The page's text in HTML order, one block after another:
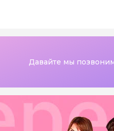
Давайте мы